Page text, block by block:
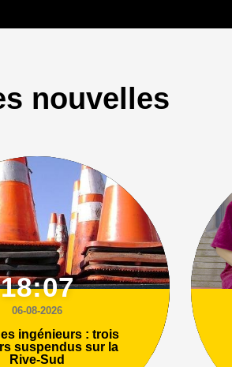
nouvelles
18:07
06-08-2026
ingénieurs : trois
suspendus sur la
Rive-Sud